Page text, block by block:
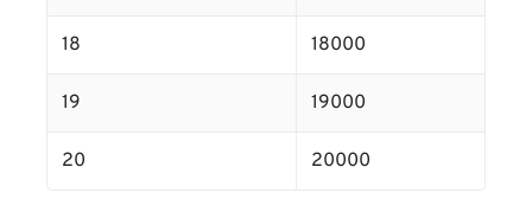
18 18000
19 19000
20 20000